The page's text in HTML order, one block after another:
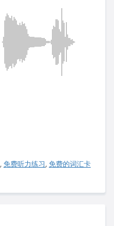
, 免费听力练习 , 免费的词汇卡